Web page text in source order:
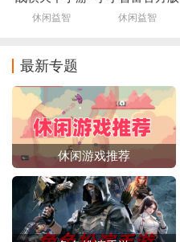
休闲益智 休闲益智
最新专题
休闲游戏推荐